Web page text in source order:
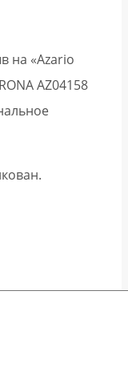
на «Azario
AZ04158